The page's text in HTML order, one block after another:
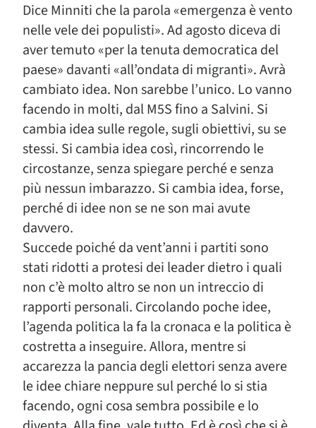
Dice Minniti che la parola «emergenza è vento
nelle vele dei populisti». Ad agosto diceva di
aver temuto «per la tenuta democratica del
paese» davanti «all’ondata di migranti». Avrà
cambiato idea. Non sarebbe l’unico. Lo vanno
facendo in molti, dal M5S fino a Salvini. Si
cambia idea sulle regole, sugli obiettivi, su se
stessi. Si cambia idea così, rincorrendo le
circostanze, senza spiegare perché e senza
più nessun imbarazzo. Si cambia idea, forse,
perché di idee non se ne son mai avute
davvero.
Succede poiché da vent’anni i partiti sono
stati ridotti a protesi dei leader dietro i quali
non c’è molto altro se non un intreccio di
rapporti personali. Circolando poche idee,
l’agenda politica la fa la cronaca e la politica è
costretta a inseguire. Allora, mentre si
accarezza la pancia degli elettori senza avere
le idee chiare neppure sul perché lo si stia
facendo, ogni cosa sembra possibile e lo